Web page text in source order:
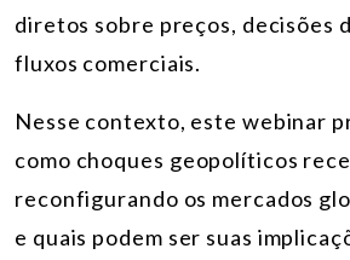
diretos sobre preços, decisões
fluxos comerciais.
Nesse contexto, este webinar
como choques geopolíticos
reconfigurando os mercados
e quais podem ser suas